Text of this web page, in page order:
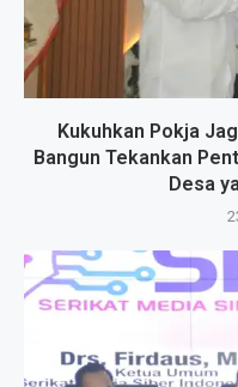
Kukuhkan Pokja
Bangun Tekankan
Desa